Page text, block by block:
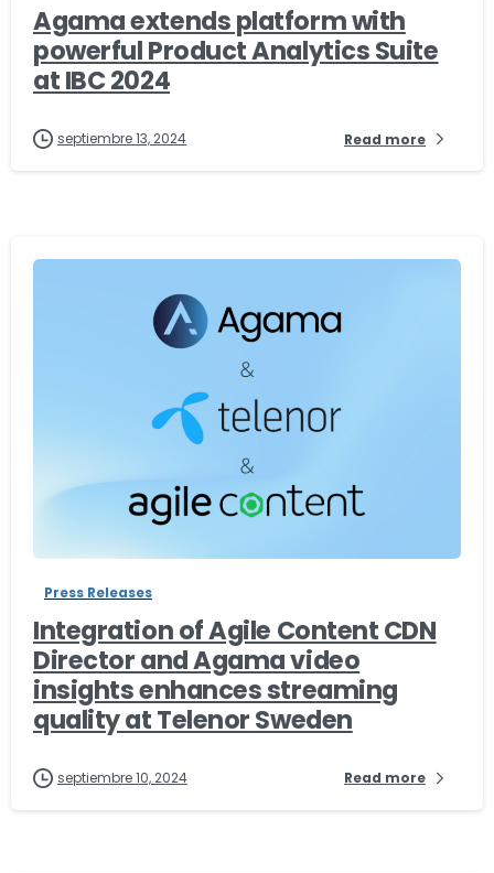
Agama extends platform with
powerful Product Analytics Suite
at IBC 2024
septiembre 13, 2024 Read more
Press Releases
Integration of Agile Content CDN
Director and Agama video
insights enhances streaming
quality at Telenor Sweden
septiembre 10, 2024 Read more